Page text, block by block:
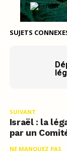
SUJETS
SUIVANT
Israël : la
par un
NE MANQUEZ PAS